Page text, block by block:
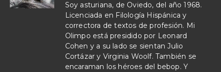
Soy asturiana, de Oviedo, del año 1968.
Licenciada en Filología Hispánica y
correctora de textos de profesión. Mi
Olimpo está presidido por Leonard
Cohen y a su lado se sientan Julio
Cortázar y Virginia Woolf. También se
encaraman los héroes del bebop. Y